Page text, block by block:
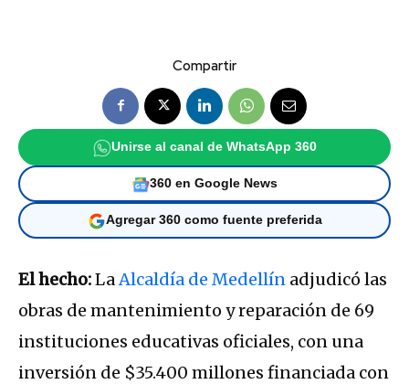
Compartir
Unirse al canal de WhatsApp 360
360 en Google News
Agregar 360 como fuente preferida
El hecho:LaAlcaldía de Medellín adjudicó las
obras de mantenimiento y reparación de 69
instituciones educativas oficiales, con una
inversión de $35.400 millones financiada con